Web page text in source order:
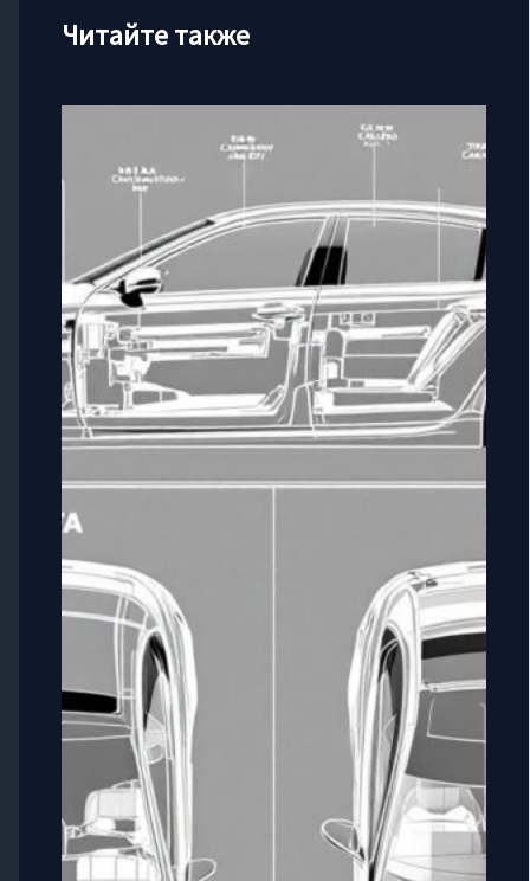
Читайте также